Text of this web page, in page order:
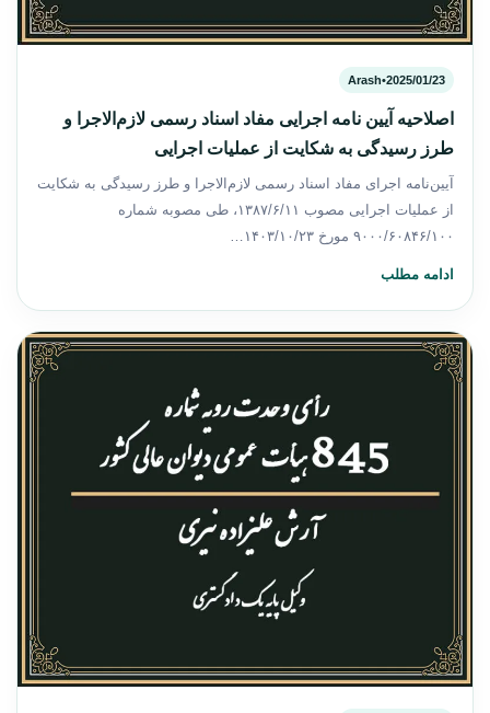
2025/01/23
•
Arash
اصلاحیه آیین نامه اجرایی مفاد اسناد رسمی لازم‌الاجرا و
طرز رسیدگی به شکایت از عملیات اجرایی
آیین‌نامه اجرای مفاد اسناد رسمی لازم‌الاجرا و طرز رسیدگی به شکایت
از عملیات اجرایی مصوب ۱۳۸۷/۶/۱۱، طی مصوبه شماره
۹۰۰۰/۶۰۸۴۶/۱۰۰ مورخ ۱۴۰۳/۱۰/۲۳…
ادامه مطلب